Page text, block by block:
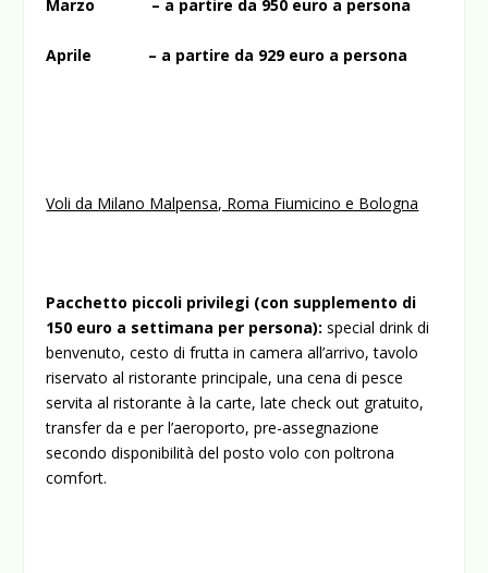
Marzo – a partire da 950 euro a persona
Aprile – a partire da 929 euro a persona
Voli da Milano Malpensa, Roma Fiumicino e Bologna
Pacchetto piccoli privilegi (con supplemento di
150 euro a settimana per persona):special drink di
benvenuto, cesto di frutta in camera all’arrivo, tavolo
riservato al ristorante principale, una cena di pesce
servita al ristorante à la carte, late check out gratuito,
transfer da e per l’aeroporto, pre-assegnazione
secondo disponibilità del posto volo con poltrona
comfort.